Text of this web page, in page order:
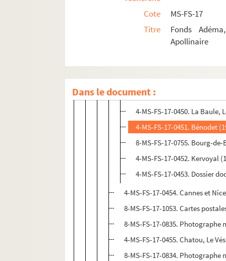
Cote
MS-FS-17
Titre
Fonds
Apollinaire
Dans le document :
Allemagne
Belgique
4-MS-FS-17-0449. Pierre-
4-MS-FS-17-0450. La Baule,
4-MS-FS-17-0451. Bénodet
8-MS-FS-17-0755. Bourg-de-
4-MS-FS-17-0452. Kervoyal
4-MS-FS-17-0453. Dossier
4-MS-FS-17-0454. Cannes et
8-MS-FS-17-1053. Cartes
8-MS-FS-17-0835.
4-MS-FS-17-0455. Chatou, Le
8-MS-FS-17-0834.